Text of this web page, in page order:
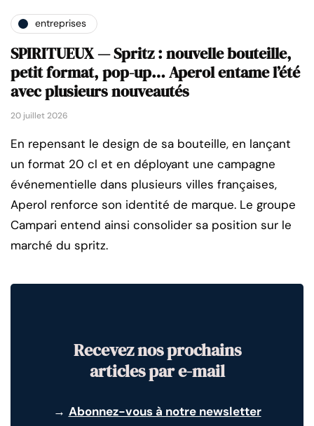
entreprises
SPIRITUEUX — Spritz : nouvelle bouteille,
petit format, pop-up… Aperol entame l’été
avec plusieurs nouveautés
20 juillet 2026
En repensant le design de sa bouteille, en lançant
un format 20 cl et en déployant une campagne
événementielle dans plusieurs villes françaises,
Aperol renforce son identité de marque. Le groupe
Campari entend ainsi consolider sa position sur le
marché du spritz.
Recevez nos prochains
articles par e-mail
→ Abonnez-vous à notre newsletter